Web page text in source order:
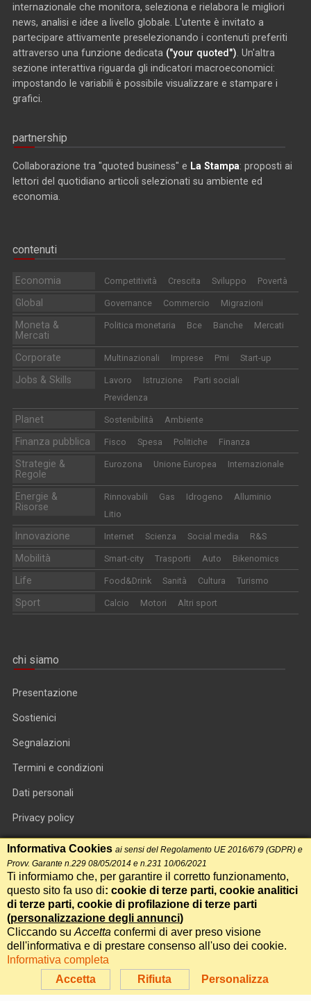
internazionale che monitora, seleziona e rielabora le migliori
news, analisi e idee a livello globale. L'utente è invitato a
partecipare attivamente preselezionando i contenuti preferiti
attraverso una funzione dedicata ("your quoted") . Un'altra
sezione interattiva riguarda gli indicatori macroeconomici:
impostando le variabili è possibile visualizzare e stampare i
grafici.
partnership
Collaborazione tra "quoted business" e La Stampa: proposti ai
lettori del quotidiano articoli selezionati su ambiente ed
economia.
contenuti
Economia Competitività Crescita Sviluppo Povertà
Global Governance Commercio Migrazioni
Moneta &
Mercati
Politica monetaria Bce Banche Mercati
Corporate Multinazionali Imprese Pmi Start-up
Jobs & Skills Lavoro Istruzione
Parti sociali
Previdenza
Planet Sostenibilità Ambiente
Finanza pubblica Fisco Spesa Politiche Finanza
Strategie &
Regole
Eurozona Unione Europea Internazionale
Energie &
Risorse
Rinnovabili Gas Idrogeno
Alluminio
Litio
Innovazione Internet Scienza Social media R&S
Mobilità Smart-city Trasporti Auto Bikenomics
Life Food&Drink Sanità Cultura Turismo
Sport Calcio Motori Altri sport
chi siamo
Presentazione
Sostienici
Segnalazioni
Termini e condizioni
Dati personali
Privacy policy
Informativa cookie
RSS feed
RSS Top News
Contatti
International Communication S.r.l. • P.IVA 14478081004 • Testata
giornalistica n.191, reg. Tribunale di Roma del 14/12/2017
Powered byItala
Accetta Rifiuta Personalizza
Informativa Cookies ai sensi del Regolamento UE 2016/679 (GDPR) e
Provv. Garante n.229 08/05/2014 e n.231 10/06/2021
Ti informiamo che, per garantire il corretto funzionamento,
questo sito fa uso di: cookie di terze parti, cookie analitici
di terze parti, cookie di profilazione di terze parti
(personalizzazione degli annunci)
Cliccando su Accetta confermi di aver preso visione
dell'informativa e di prestare consenso all'uso dei cookie.
Informativa completa